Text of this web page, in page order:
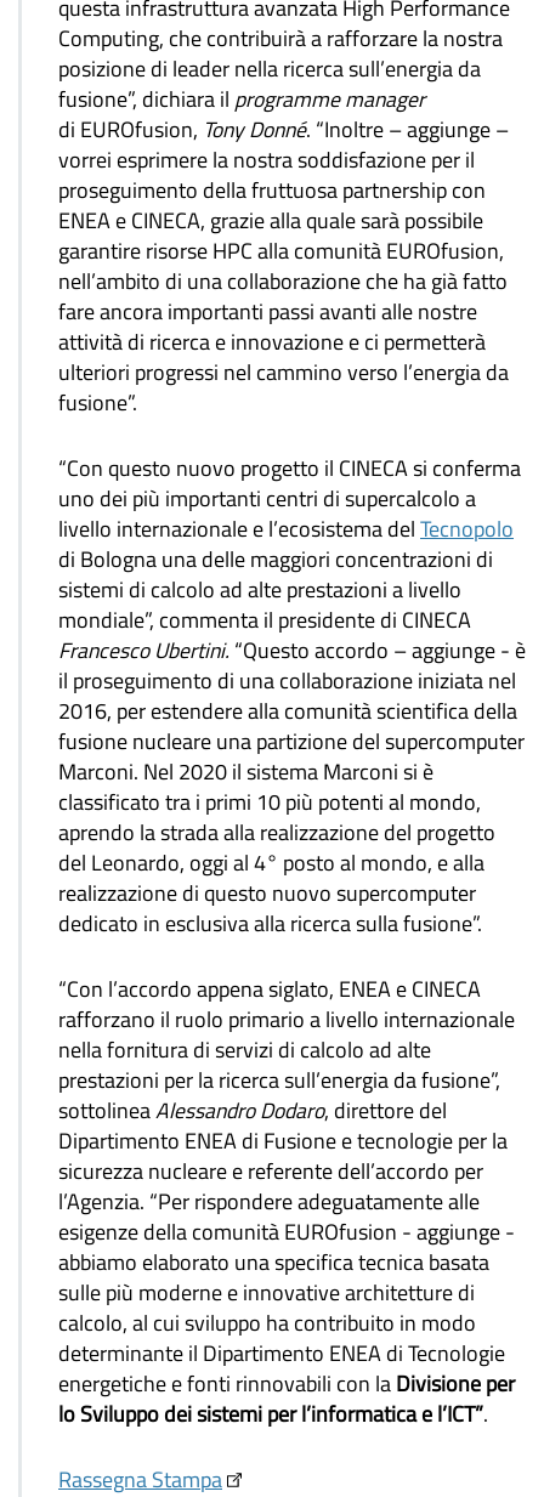
questa infrastruttura avanzata High Performance
Computing, che contribuirà a rafforzare la nostra
posizione di leader nella ricerca sull’energia da
fusione”, dichiara il programme manager
di EUROfusion, Tony Donné. “Inoltre – aggiunge –
vorrei esprimere la nostra soddisfazione per il
proseguimento della fruttuosa partnership con
ENEA e CINECA, grazie alla quale sarà possibile
garantire risorse HPC alla comunità EUROfusion,
nell’ambito di una collaborazione che ha già fatto
fare ancora importanti passi avanti alle nostre
attività di ricerca e innovazione e ci permetterà
ulteriori progressi nel cammino verso l’energia da
fusione”.
“Con questo nuovo progetto il CINECA si conferma
uno dei più importanti centri di supercalcolo a
livello internazionale e l’ecosistema delTecnopolo
di Bologna una delle maggiori concentrazioni di
sistemi di calcolo ad alte prestazioni a livello
mondiale”, commenta il presidente di CINECA
Francesco Ubertini. “Questo accordo – aggiunge - è
il proseguimento di una collaborazione iniziata nel
2016, per estendere alla comunità scientifica della
fusione nucleare una partizione del supercomputer
Marconi. Nel 2020 il sistema Marconi si è
classificato tra i primi 10 più potenti al mondo,
aprendo la strada alla realizzazione del progetto
del Leonardo, oggi al 4° posto al mondo, e alla
realizzazione di questo nuovo supercomputer
dedicato in esclusiva alla ricerca sulla fusione”.
“Con l’accordo appena siglato, ENEA e CINECA
rafforzano il ruolo primario a livello internazionale
nella fornitura di servizi di calcolo ad alte
prestazioni per la ricerca sull’energia da fusione”,
sottolineaAlessandro Dodaro, direttore del
Dipartimento ENEA di Fusione e tecnologie per la
sicurezza nucleare e referente dell’accordo per
l’Agenzia. “Per rispondere adeguatamente alle
esigenze della comunità EUROfusion - aggiunge -
abbiamo elaborato una specifica tecnica basata
sulle più moderne e innovative architetture di
calcolo, al cui sviluppo ha contribuito in modo
determinante il Dipartimento ENEA di Tecnologie
energetiche e fonti rinnovabili con laDivisione per
lo Sviluppo dei sistemi per l’informatica e l’ICT”.
Rassegna Stampa